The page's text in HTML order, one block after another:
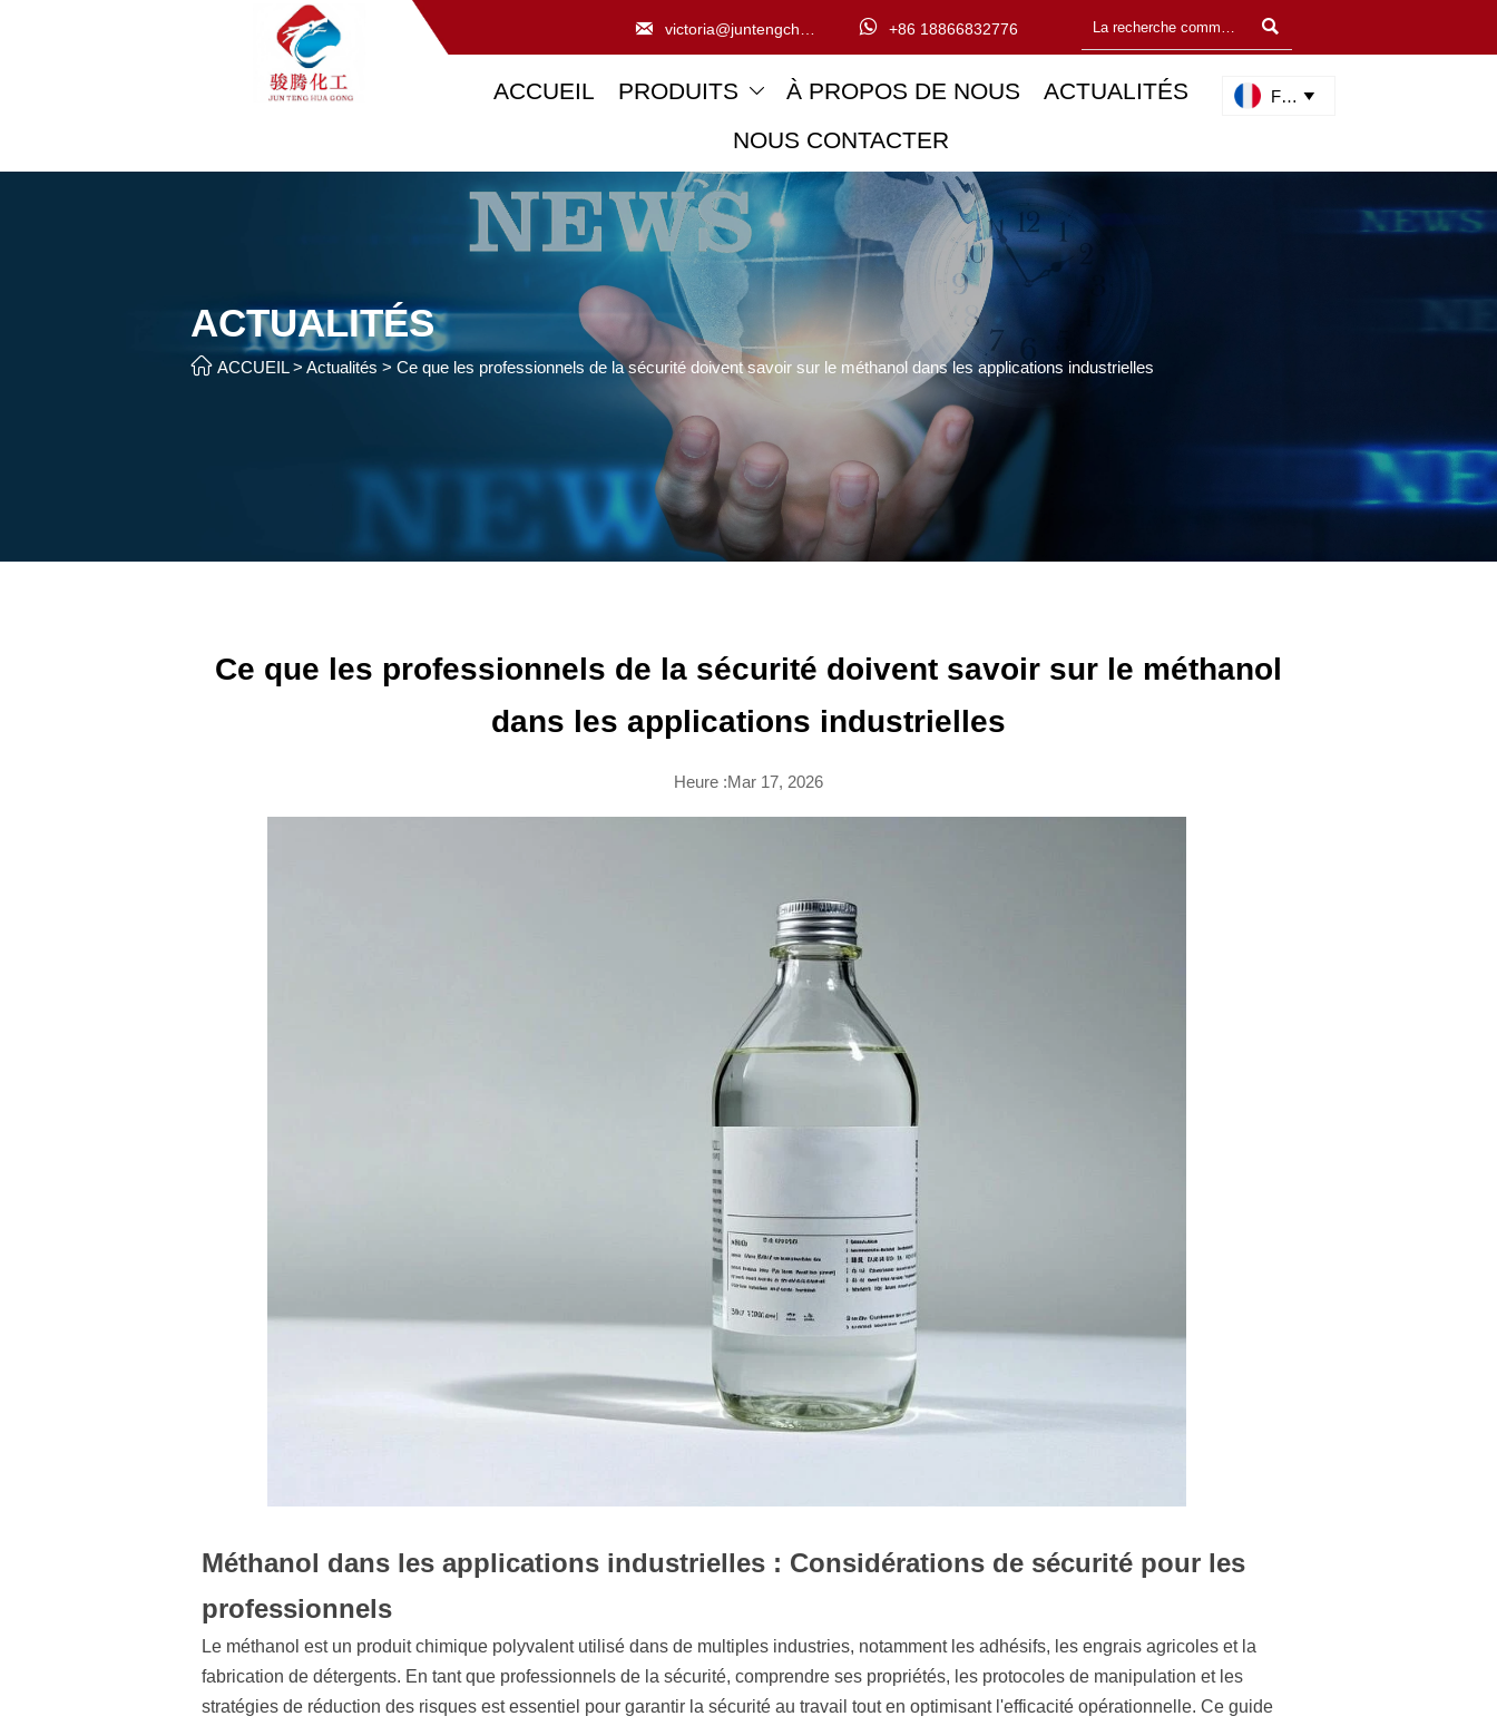
  +86 18866832776 
ACCUEIL PRODUITS  À PROPOS DE NOUS
ACTUALITÉS
NOUS CONTACTER
Français 
ACTUALITÉS
 ACCUEIL>Actualités >Ce que les professionnels de la sécurité doivent savoir sur le méthanol dans les applications industrielles
Ce que les professionnels de la sécurité doivent savoir sur le méthanol
dans les applications industrielles
Heure :Mar 17, 2026
Méthanol dans les applications industrielles : Considérations de sécurité pour les
professionnels
Le méthanol est un produit chimique polyvalent utilisé dans de multiples industries, notamment les adhésifs, les engrais agricoles et la
fabrication de détergents. En tant que professionnels de la sécurité, comprendre ses propriétés, les protocoles de manipulation et les
stratégies de réduction des risques est essentiel pour garantir la sécurité au travail tout en optimisant l'efficacité opérationnelle. Ce guide